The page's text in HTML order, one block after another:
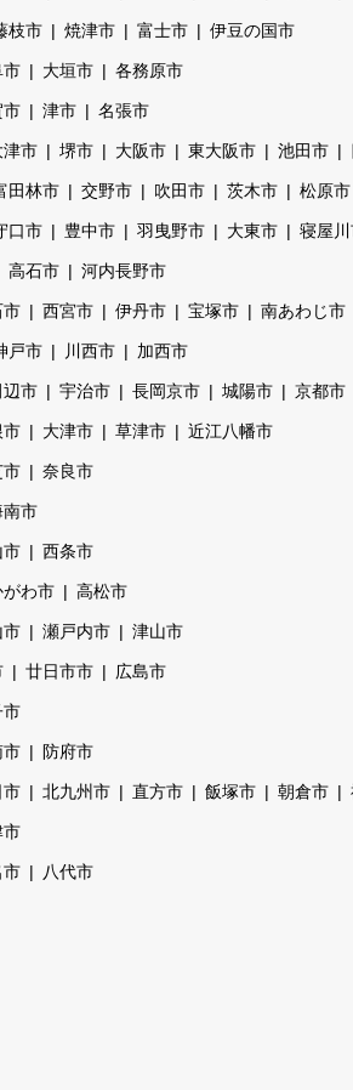
枝市 焼津市 富士市 伊豆の国市
市 大垣市 各務原市
市 津市 名張市
津市 堺市 大阪市 東大阪市 池田市
田林市 交野市 吹田市 茨木市 松原市
口市 豊中市 羽曳野市 大東市 寝屋
高石市 河内長野市
市 西宮市 伊丹市 宝塚市 南あわじ市
戸市 川西市 加西市
辺市 宇治市 長岡京市 城陽市 京都市
市 大津市 草津市 近江八幡市
市 奈良市
南市
市 西条市
がわ市 高松市
市 瀬戸内市 津山市
廿日市市 広島市
市
市 防府市
市 北九州市 直方市 飯塚市 朝倉市
市
市 八代市